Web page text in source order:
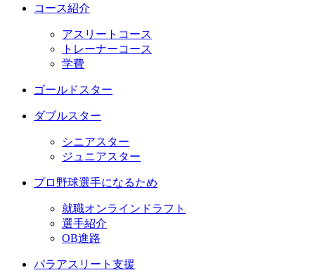
コース紹介
アスリートコース
トレーナーコース
学費
ゴールドスター
ダブルスター
シニアスター
ジュニアスター
プロ野球選手になるため
就職オンラインドラフト
選手紹介
OB進路
パラアスリート支援